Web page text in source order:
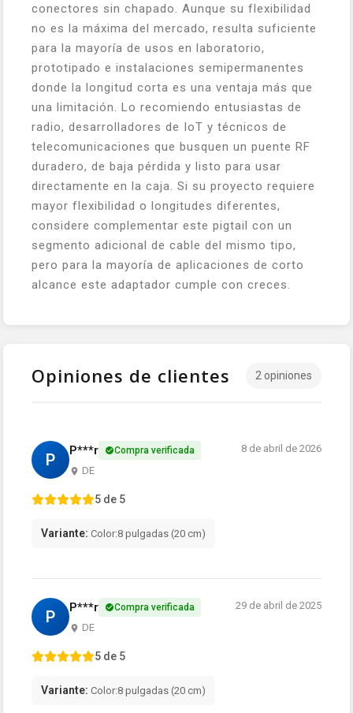
conectores sin chapado. Aunque su flexibilidad
no es la máxima del mercado, resulta suficiente
para la mayoría de usos en laboratorio,
prototipado e instalaciones semipermanentes
donde la longitud corta es una ventaja más que
una limitación. Lo recomiendo entusiastas de
radio, desarrolladores de IoT y técnicos de
telecomunicaciones que busquen un puente RF
duradero, de baja pérdida y listo para usar
directamente en la caja. Si su proyecto requiere
mayor flexibilidad o longitudes diferentes,
considere complementar este pigtail con un
segmento adicional de cable del mismo tipo,
pero para la mayoría de aplicaciones de corto
alcance este adaptador cumple con creces.
Opiniones de clientes 2 opiniones
P P***r Compra verificada
DE
8 de abril de 2026
5 de 5
Variante: Color:8 pulgadas (20 cm)
P P***r Compra verificada
DE
29 de abril de 2025
5 de 5
Variante: Color:8 pulgadas (20 cm)